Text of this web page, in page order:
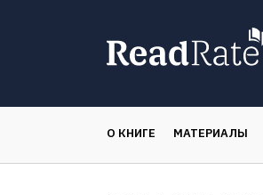
О КНИГЕ МАТЕРИАЛЫ